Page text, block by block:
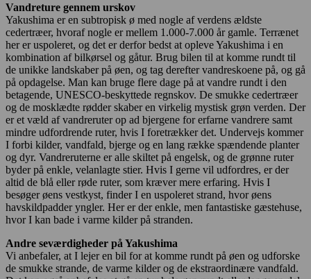
Vandreture gennem urskov
Yakushima er en subtropisk ø med nogle af verdens ældste
cedertræer, hvoraf nogle er mellem 1.000-7.000 år gamle. Terrænet
her er uspoleret, og det er derfor bedst at opleve Yakushima i en
kombination af bilkørsel og gåtur. Brug bilen til at komme rundt til
de unikke landskaber på øen, og tag derefter vandreskoene på, og gå
på opdagelse. Man kan bruge flere dage på at vandre rundt i den
betagende, UNESCO-beskyttede regnskov. De smukke cedertræer
og de mosklædte rødder skaber en virkelig mystisk grøn verden. Der
er et væld af vandreruter op ad bjergene for erfarne vandrere samt
mindre udfordrende ruter, hvis I foretrækker det. Undervejs kommer
I forbi kilder, vandfald, bjerge og en lang række spændende planter
og dyr. Vandreruterne er alle skiltet på engelsk, og de grønne ruter
byder på enkle, velanlagte stier. Hvis I gerne vil udfordres, er der
altid de blå eller røde ruter, som kræver mere erfaring. Hvis I
besøger øens vestkyst, finder I en uspoleret strand, hvor øens
havskildpadder yngler. Her er der enkle, men fantastiske gæstehuse,
hvor I kan bade i varme kilder på stranden.
Andre seværdigheder på Yakushima
Vi anbefaler, at I lejer en bil for at komme rundt på øen og udforske
de smukke strande, de varme kilder og de ekstraordinære vandfald.